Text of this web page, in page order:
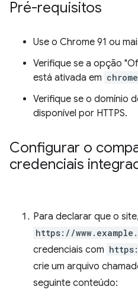
Pré-requisitos
Use o Chrome 91 ou
Verifique se a opção
está ativada em
Verifique se o domínio
disponível por HTTPS.
Configurar o
credenciais
Para declarar que o
https://
credenciais com
crie um arquivo
seguinte conteúdo: